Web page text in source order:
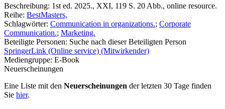
Beschreibung: 1st ed. 2025., XXI, 119 S. 20 Abb., online resource.
Reihe: BestMasters,
Schlagwörter: Communication in organizations.; Corporate
Communication.; Marketing.
Beteiligte Personen: Suche nach dieser Beteiligten Person
SpringerLink (Online service) (Mitwirkender)
Mediengruppe: E-Book
Neuerscheinungen
Eine Liste mit den Neuerscheinungen der letzten 30 Tage finden
Sie hier.